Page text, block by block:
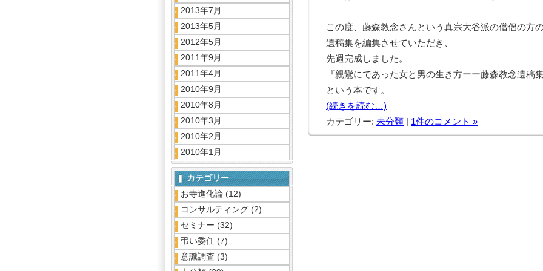
2013年7月
2013年5月
2012年5月
2011年9月
2011年4月
2010年9月
2010年8月
2010年3月
2010年2月
2010年1月
カテゴリー
お寺進化論 (12)
コンサルティング (2)
セミナー (32)
弔い委任 (7)
意識調査 (3)
この度、藤森教念さんという真宗大谷派の僧侶の方
遺稿集を編集させていただき、
先週完成しました。
『親鸞にであった女と男の生き方ーー藤森教念遺稿
という本です。
(続きを読む…)
カテゴリー: 未分類 | 1件のコメント »